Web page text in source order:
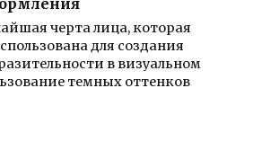
черта лица, которая
для создания
в визуальном
темных оттенков